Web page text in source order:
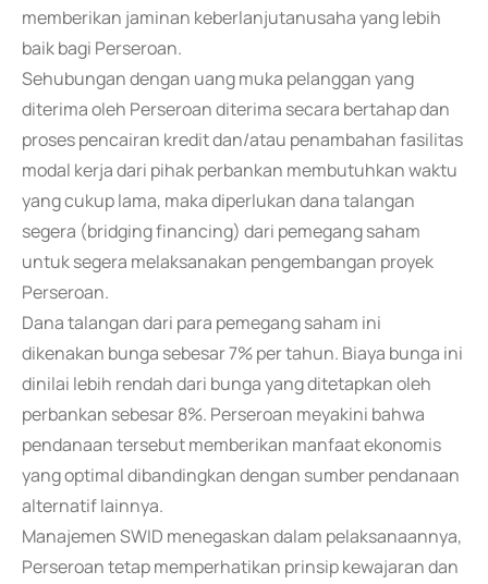
memberikan jaminan keberlanjutanusaha yang lebih
baik bagi Perseroan.
Sehubungan dengan uang muka pelanggan yang
diterima oleh Perseroan diterima secara bertahap dan
proses pencairan kredit dan/atau penambahan fasilitas
modal kerja dari pihak perbankan membutuhkan waktu
yang cukup lama, maka diperlukan dana talangan
segera (bridging financing) dari pemegang saham
untuk segera melaksanakan pengembangan proyek
Perseroan.
Dana talangan dari para pemegang saham ini
dikenakan bunga sebesar 7% per tahun. Biaya bunga ini
dinilai lebih rendah dari bunga yang ditetapkan oleh
perbankan sebesar 8%. Perseroan meyakini bahwa
pendanaan tersebut memberikan manfaat ekonomis
yang optimal dibandingkan dengan sumber pendanaan
alternatif lainnya.
Manajemen SWID menegaskan dalam pelaksanaannya,
Perseroan tetap memperhatikan prinsip kewajaran dan